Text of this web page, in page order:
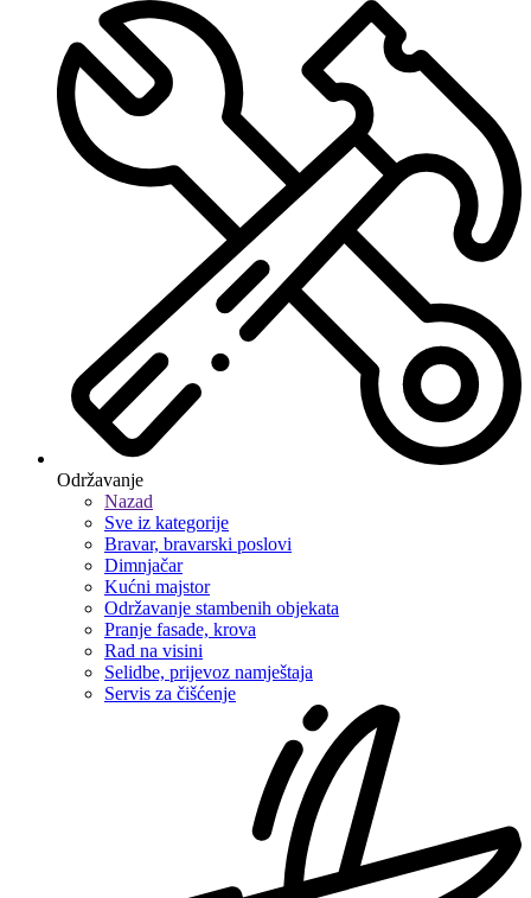
Održavanje
Nazad
Sve iz kategorije
Bravar, bravarski poslovi
Dimnjačar
Kućni majstor
Održavanje stambenih objekata
Pranje fasade, krova
Rad na visini
Selidbe, prijevoz namještaja
Servis za čišćenje